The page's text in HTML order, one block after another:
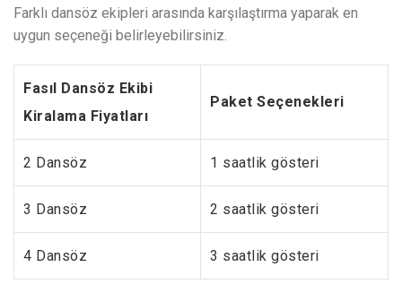
Farklı dansöz ekipleri arasında karşılaştırma yaparak en
uygun seçeneği belirleyebilirsiniz.
Fasıl Dansöz Ekibi
Kiralama Fiyatları
Paket Seçenekleri
2 Dansöz 1 saatlik gösteri
3 Dansöz 2 saatlik gösteri
4 Dansöz 3 saatlik gösteri